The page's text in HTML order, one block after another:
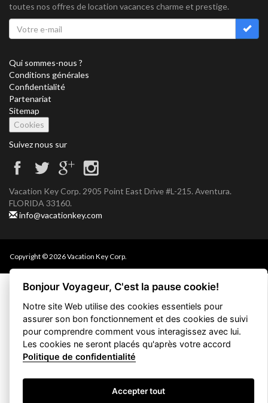
toutes nos offres de location vacances charme et prestige.
Qui sommes-nous ?
Conditions générales
Confidentialité
Partenariat
Sitemap
Cookies
Suivez nous sur
Vacation Key Corp. 2905 Point East Drive #L-215. Aventura.
FLORIDA 33160.
info@vacationkey.com
Copyright © 2026 Vacation Key Corp.
Bonjour Voyageur, C'est la pause cookie!
Notre site Web utilise des cookies essentiels pour
assurer son bon fonctionnement et des cookies de suivi
pour comprendre comment vous interagissez avec lui.
Les cookies ne seront placés qu'après votre accord
Politique de confidentialité
Accepter tout